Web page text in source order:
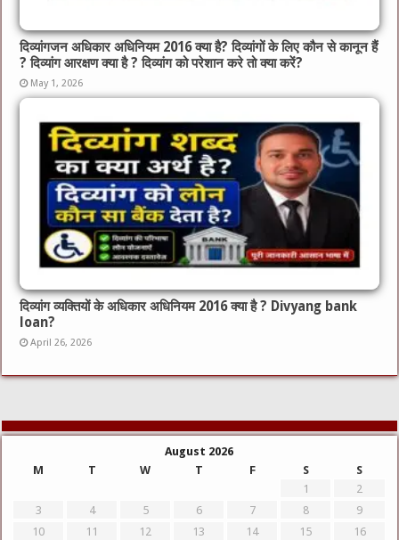
दिव्यांगजन अधिकार अधिनियम 2016 क्या है? दिव्यांगों के लिए कौन से कानून हैं
? दिव्यांग आरक्षण क्या है ? दिव्यांग को परेशान करे तो क्या करें?
May 1, 2026
दिव्यांग व्यक्तियों के अधिकार अधिनियम 2016 क्या है ? Divyang bank
loan?
April 26, 2026
August 2026
M
T W T F S
S
1
2
3
4 5 6 7 8
9
10
11 12 13 14 15
16